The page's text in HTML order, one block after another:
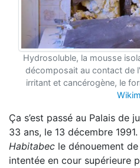
Hydrosoluble, la mousse
décomposait au contact de
irritant et cancérogène, le
Ça s’est passé au Palais de
33 ans, le 13 décembre
Habitabec le dénouement
intentée en cour supérieure